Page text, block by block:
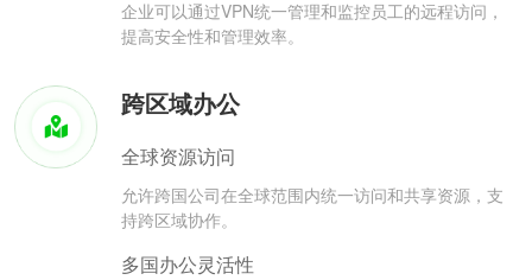
企业可以通过VPN统一管理和监控员工的远程访问，
提高安全性和管理效率。
跨区域办公
全球资源访问
允许跨国公司在全球范围内统一访问和共享资源，支
持跨区域协作。
多国办公灵活性